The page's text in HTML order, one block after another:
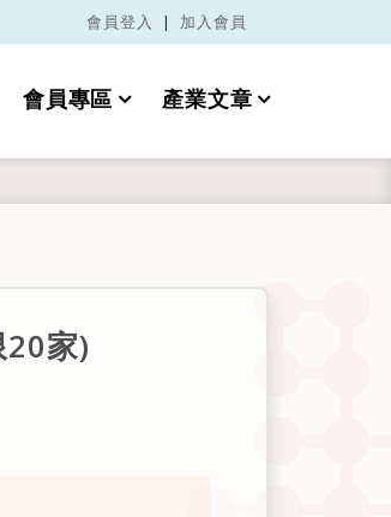
會員登入 | 加入會員
會員專區 產業文章
家)